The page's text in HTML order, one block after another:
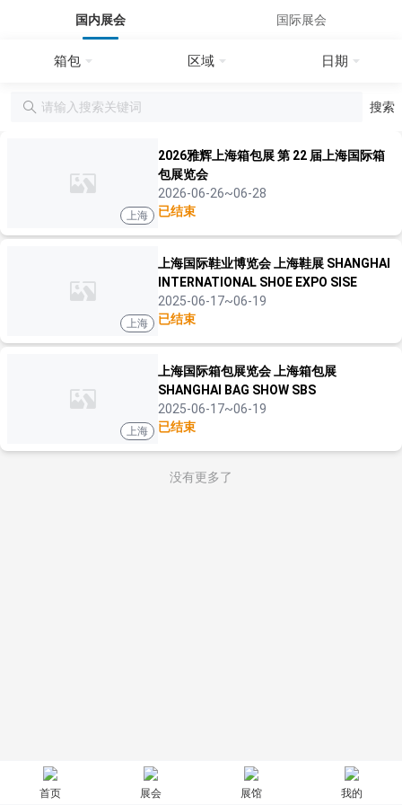
国内展会 国际展会
箱包 区域 日期
搜索
上海
2026雅辉上海箱包展 第 22 届上海国际箱
包展览会
2026-06-26~06-28
已结束
上海
上海国际鞋业博览会 上海鞋展 SHANGHAI
INTERNATIONAL SHOE EXPO SISE
2025-06-17~06-19
已结束
上海
上海国际箱包展览会 上海箱包展
SHANGHAI BAG SHOW SBS
2025-06-17~06-19
已结束
没有更多了
首页 展会 展馆 我的